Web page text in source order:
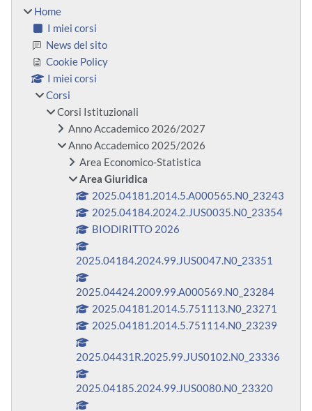
Home
I miei corsi
News del sito
Cookie Policy
I miei corsi
Corsi
Corsi Istituzionali
Anno Accademico 2026/2027
Anno Accademico 2025/2026
Area Economico-Statistica
Area Giuridica
2025.04181.2014.5.A000565.N0_23243
2025.04184.2024.2.JUS0035.N0_23354
BIODIRITTO 2026
2025.04184.2024.99.JUS0047.N0_23351
2025.04424.2009.99.A000569.N0_23284
2025.04181.2014.5.751113.N0_23271
2025.04181.2014.5.751114.N0_23239
2025.04431R.2025.99.JUS0102.N0_23336
2025.04185.2024.99.JUS0080.N0_23320